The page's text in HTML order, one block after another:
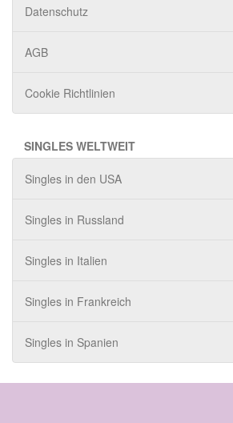
Datenschutz
AGB
Cookie Richtlinien
SINGLES WELTWEIT
Singles in den USA
Singles in Russland
Singles in Italien
Singles in Frankreich
Singles in Spanien